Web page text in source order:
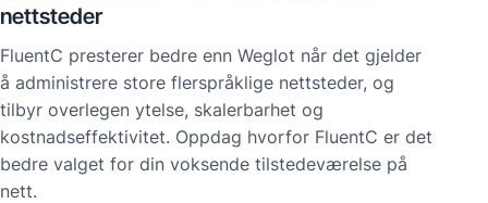
nettsteder
FluentC presterer bedre enn Weglot når det gjelder
å administrere store flerspråklige nettsteder, og
tilbyr overlegen ytelse, skalerbarhet og
kostnadseffektivitet. Oppdag hvorfor FluentC er det
bedre valget for din voksende tilstedeværelse på
nett.